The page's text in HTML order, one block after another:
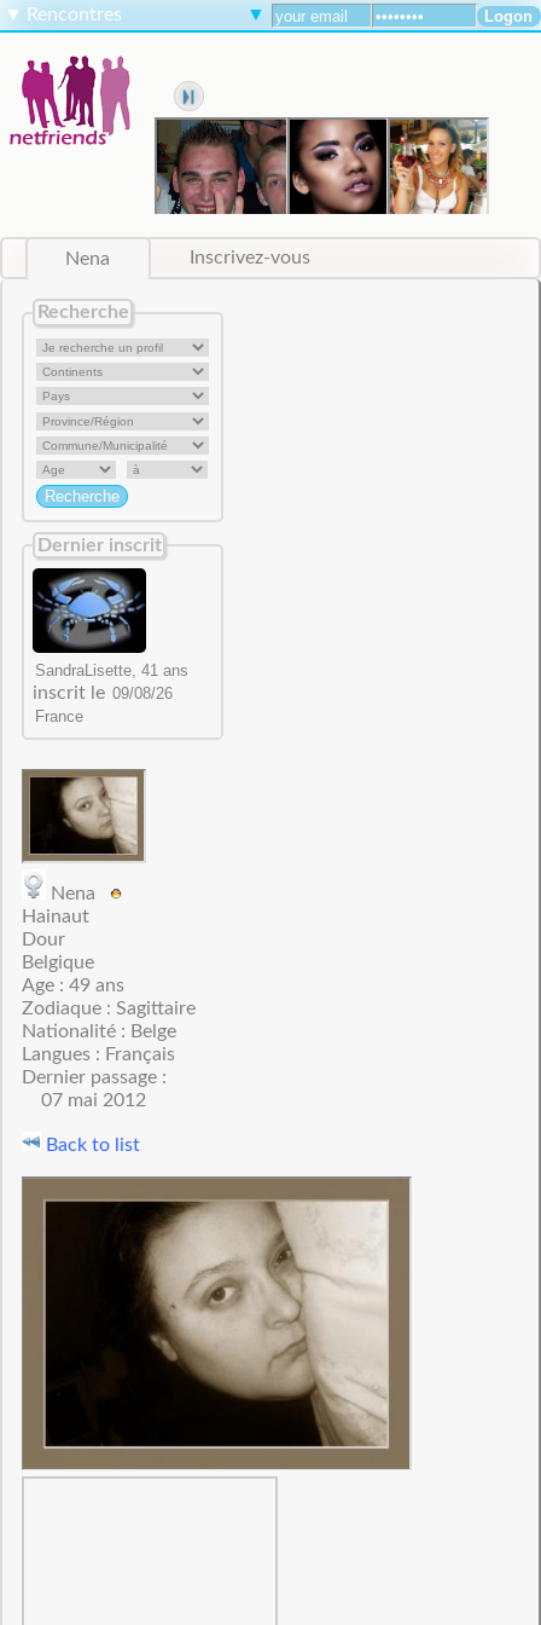
▼ Rencontres ▼
Nena Inscrivez-vous
Recherche
Dernier inscrit
inscrit le
Nena
Hainaut
Dour
Belgique
Age : 49 ans
Zodiaque : Sagittaire
Nationalité : Belge
Langues : Français
Dernier passage :
07 mai 2012
Back to list